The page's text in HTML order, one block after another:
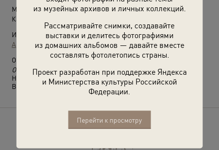
из музейных архивов и личных коллекций.
Рассматривайте снимки, создавайте
выставки и делитесь фотографиями
из домашних альбомов — давайте вместе
составлять фотолетопись страны.
Проект разработан при поддержке Яндекса
и Министерства культуры Российской
Федерации.
Перейти к просмотру
Место съемки:
Калининская обл., дер. Цветково
Источники:
Архив Михаила Дашевского
О фотографии:
Озерный край, родина художника Венецианова.
Ныне Тверская область.
Выставка«Окно в деревню» с этой фотографией.
Расскажите друзьям об этом фото